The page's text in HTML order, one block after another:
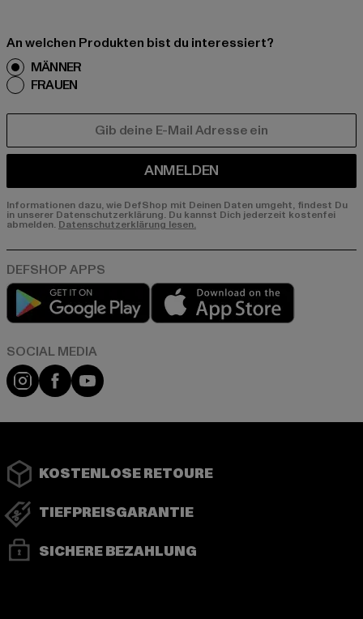
An welchen Produkten bist du interessiert?
MÄNNER
FRAUEN
ANMELDEN
Informationen dazu, wie DefShop mit Deinen Daten umgeht, findest Du
in unserer Datenschutzerklärung. Du kannst Dich jederzeit kostenfei
abmelden. Datenschutzerklärung lesen.
Play market
Instagram
FacebookYouTube
KOSTENLOSE RETOURE
TIEFPREISGARANTIE
SICHERE BEZAHLUNG